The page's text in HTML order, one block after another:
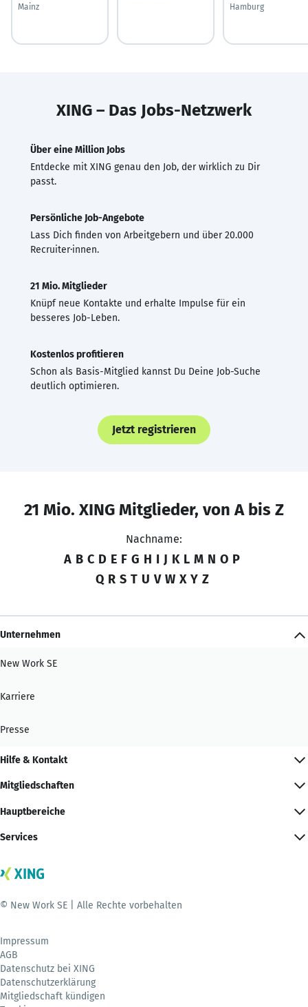
Mainz
Hamburg
XING – Das Jobs-Netzwerk
Über eine Million Jobs
Entdecke mit XING genau den Job, der wirklich zu Dir
passt.
Persönliche Job-Angebote
Lass Dich finden von Arbeitgebern und über 20.000
Recruiter·innen.
21 Mio. Mitglieder
Knüpf neue Kontakte und erhalte Impulse für ein
besseres Job-Leben.
Kostenlos profitieren
Schon als Basis-Mitglied kannst Du Deine Job-Suche
deutlich optimieren.
Jetzt registrieren
21 Mio. XING Mitglieder, von A bis Z
Nachname:
A B C D E F G H I J K L M N O P
Q R S T U V W X Y Z
Unternehmen
New Work SE
Karriere
Presse
Hilfe & Kontakt
Mitgliedschaften
Hauptbereiche
Services
© New Work SE | Alle Rechte vorbehalten
Impressum
AGB
Datenschutz bei XING
Datenschutzerklärung
Mitgliedschaft kündigen